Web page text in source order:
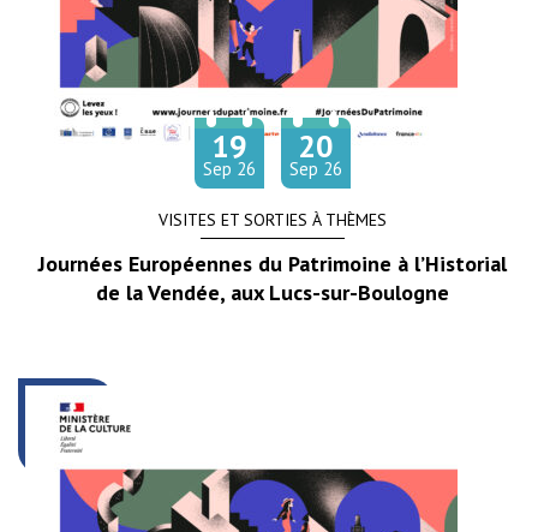
VISITES ET SORTIES À THÈMES
Journées Européennes du Patrimoine à l’Historial
de la Vendée, aux Lucs-sur-Boulogne
Du 19
Sep tembre
26
au 20
Sep tembre
26